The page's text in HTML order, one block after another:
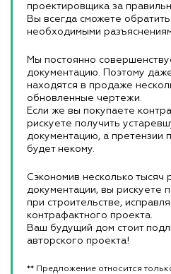
проектировщика за
Вы всегда сможете
необходимыми
Мы постоянно
документацию. Поэтому
находятся в продаже
обновленные чертежи.
Если же вы покупаете
рискуете получить
документацию, а претензии
будет некому.
Сэкономив несколько тысяч
документации, вы рискуете
при строительстве,
контрафактного проекта.
Ваш будущий дом стоит
авторского проекта!
** Предложение относится